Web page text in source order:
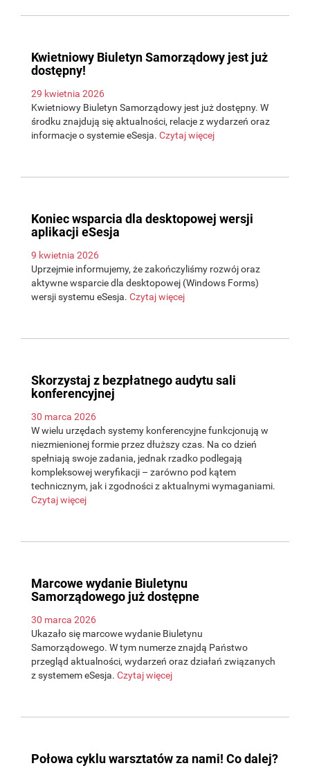
Kwietniowy Biuletyn Samorządowy jest już
dostępny!
29 kwietnia 2026
Kwietniowy Biuletyn Samorządowy jest już dostępny. W
środku znajdują się aktualności, relacje z wydarzeń oraz
informacje o systemie eSesja. Czytaj więcej
Koniec wsparcia dla desktopowej wersji
aplikacji eSesja
9 kwietnia 2026
Uprzejmie informujemy, że zakończyliśmy rozwój oraz
aktywne wsparcie dla desktopowej (Windows Forms)
wersji systemu eSesja. Czytaj więcej
Skorzystaj z bezpłatnego audytu sali
konferencyjnej
30 marca 2026
W wielu urzędach systemy konferencyjne funkcjonują w
niezmienionej formie przez dłuższy czas. Na co dzień
spełniają swoje zadania, jednak rzadko podlegają
kompleksowej weryfikacji – zarówno pod kątem
technicznym, jak i zgodności z aktualnymi wymaganiami.
Czytaj więcej
Marcowe wydanie Biuletynu
Samorządowego już dostępne
30 marca 2026
Ukazało się marcowe wydanie Biuletynu
Samorządowego. W tym numerze znajdą Państwo
przegląd aktualności, wydarzeń oraz działań związanych
z systemem eSesja. Czytaj więcej
Połowa cyklu warsztatów za nami! Co dalej?